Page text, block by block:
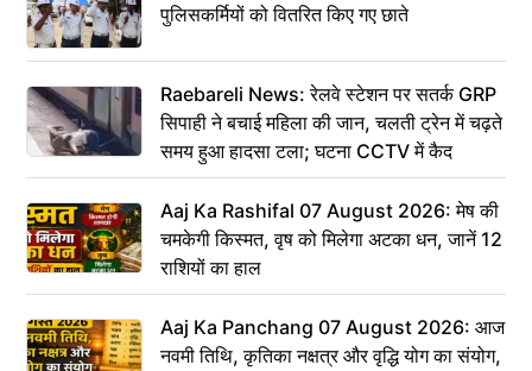
पुलिसकर्मियों को वितरित किए गए छाते
Raebareli News: रेलवे स्टेशन पर सतर्क GRP
सिपाही ने बचाई महिला की जान, चलती ट्रेन में चढ़ते
समय हुआ हादसा टला; घटना CCTV में कैद
Aaj Ka Rashifal 07 August 2026: मेष की
चमकेगी किस्मत, वृष को मिलेगा अटका धन, जानें 12
राशियों का हाल
Aaj Ka Panchang 07 August 2026: आज
नवमी तिथि, कृतिका नक्षत्र और वृद्धि योग का संयोग,